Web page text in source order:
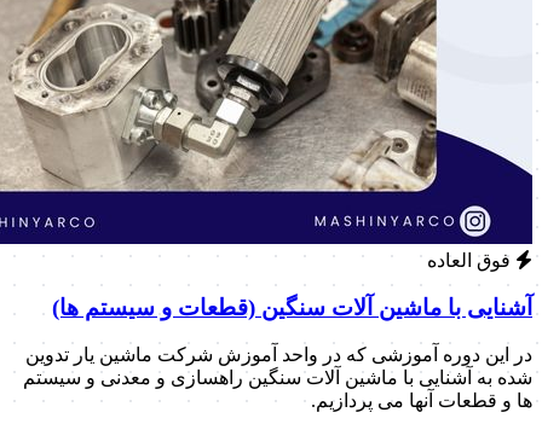
فوق العاده
آشنایی با ماشین آلات سنگین (قطعات و سیستم ها)
در این دوره آموزشی که در واحد آموزش شرکت ماشین یار تدوین
شده به آشنایی با ماشین آلات سنگین راهسازی و معدنی و سیستم
ها و قطعات آنها می پردازیم.